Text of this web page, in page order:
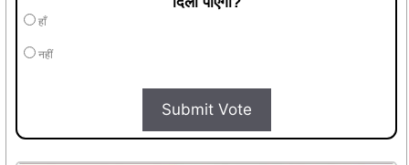
हाँ
नहीं
Submit Vote